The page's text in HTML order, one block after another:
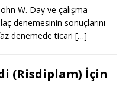
W. Day ve çalışma
denemesinin sonuçlarını
denemede ticari […]
(Risdiplam) İçin